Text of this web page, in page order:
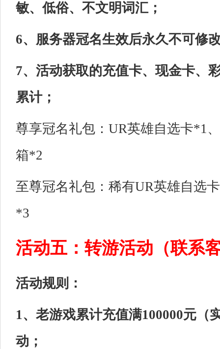
敏、低俗、不文明词汇；
6、服务器冠名生效后永久不可修
7、活动获取的充值卡、现金卡、
累计；
尊享冠名礼包：UR英雄自选卡*1
箱*2
至尊冠名礼包：稀有UR英雄自选
*3
活动五：转游活动（联系
活动规则：
1、老游戏累计充值满100000元（
动；